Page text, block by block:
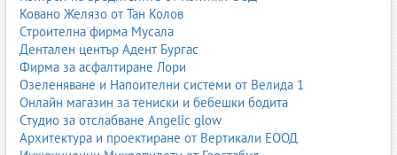
зърнени фуражи на едро
зърнени фуражи доставка
1.5. Специализирани и лечебни фуражи
Освен стандартните фуражи, на пазара се предлагат и
специализирани продукти – лечебни фуражи, фуражи с
добавени пробиотици, пребиотици, витамини, минерали,
антиоксиданти, фуражи за специфични здравословни състояния
Ковано Желязо от Тан Колов
Строителна фирма Мусала
Дентален център Адент Бургас
Фирма за асфалтиране Лори
Озеленяване и Напоителни системи от Велида 1
Онлайн магазин за тениски и бебешки бодита
Студио за отслабване Angelic glow
Архитектура и проектиране от Вертикали ЕООД